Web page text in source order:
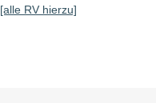
[alle RV hierzu]